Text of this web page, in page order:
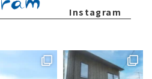
Instagram